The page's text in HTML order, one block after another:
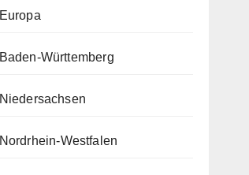
Europa
Baden-Württemberg
Niedersachsen
Nordrhein-Westfalen